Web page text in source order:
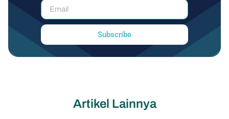
Subscribe
Artikel Lainnya